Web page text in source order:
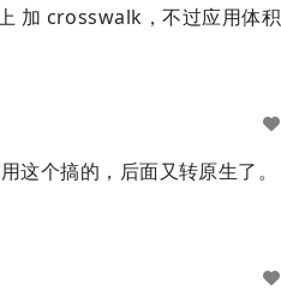
加 crosswalk，不过应用体积
个搞的，后面又转原生了。